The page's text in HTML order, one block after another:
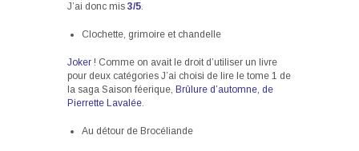
J’ai donc mis 3/5.
Clochette, grimoire et chandelle
Joker ! Comme on avait le droit d’utiliser un livre
pour deux catégories J’ai choisi de lire le tome 1 de
la saga Saison féerique, Brûlure d’automne, de
Pierrette Lavalée.
Au détour de Brocéliande